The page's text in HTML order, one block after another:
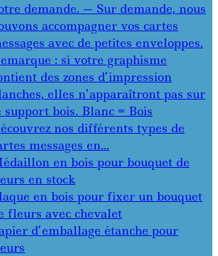
demande. — Sur demande, nous
accompagner vos cartes
avec de petites enveloppes.
: si votre graphisme
des zones d’impression
elles n’apparaîtront pas sur
support bois. Blanc = Bois
nos différents types de
messages en…
en bois pour bouquet de
en stock
en bois pour fixer un bouquet
fleurs avec chevalet
d’emballage étanche pour